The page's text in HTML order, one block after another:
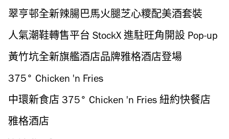
翠亨邨全新辣腸巴馬火腿芝心糭配美酒套裝
人氣潮鞋轉售平台 StockX 進駐旺角開設 Pop-up
Store
黃竹坑全新旗艦酒店品牌雅格酒店登場
375° Chicken 'n Fries
中環新食店 375° Chicken 'n Fries 紐約快餐店
過江龍
雅格酒店